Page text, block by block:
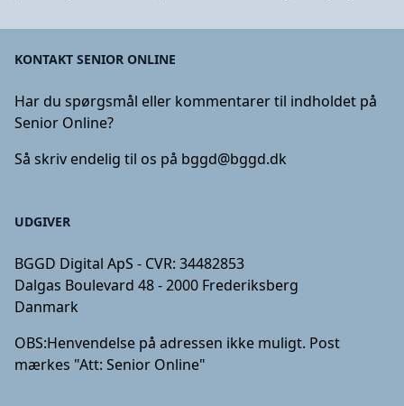
KONTAKT SENIOR ONLINE
Har du spørgsmål eller kommentarer til indholdet på
Senior Online?
Så skriv endelig til os på bggd@bggd.dk
UDGIVER
BGGD Digital ApS - CVR: 34482853
Dalgas Boulevard 48 - 2000 Frederiksberg
Danmark
OBS:Henvendelse på adressen ikke muligt. Post
mærkes "Att: Senior Online"